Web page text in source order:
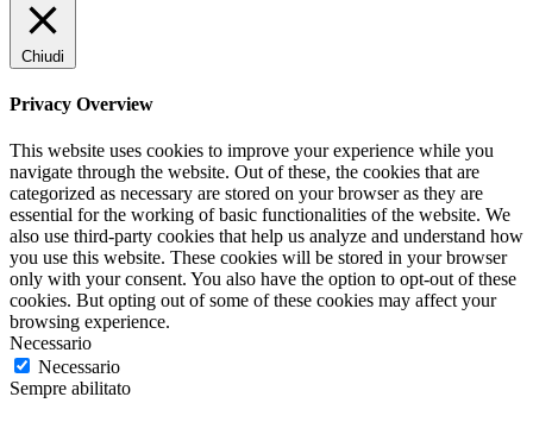
Chiudi
Privacy Overview
This website uses cookies to improve your experience while you
navigate through the website. Out of these, the cookies that are
categorized as necessary are stored on your browser as they are
essential for the working of basic functionalities of the website. We
also use third-party cookies that help us analyze and understand how
you use this website. These cookies will be stored in your browser
only with your consent. You also have the option to opt-out of these
cookies. But opting out of some of these cookies may affect your
browsing experience.
Necessario
Necessario
Sempre abilitato